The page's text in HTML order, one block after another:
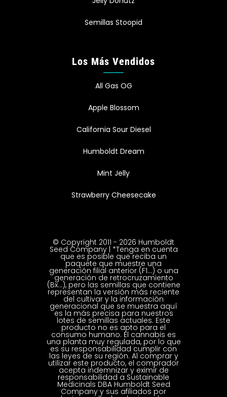
Semillas Stoopid
Los Más Vendidos
All Gas OG
Apple Blossom
California Sour Diesel
Humboldt Dream
Mint Jelly
Strawberry Cheesecake
© Copyright 2011 - 2026 Humboldt
Seed Company | *Tenga en cuenta
que es posible que reciba un
paquete que muestre una
generación filial anterior (F1...) o una
generación de retrocruzamiento
(Bx...), pero las semillas que contiene
representan la versión más reciente
del cultivar y la información
generacional que se muestra aquí
es la más precisa para nuestros
lotes de semillas actuales. Este
producto no es apto para el
consumo humano. El cannabis es
una planta muy regulada, por lo que
es su responsabilidad cumplir con
las leyes de su región. Al comprar y
utilizar este producto, el comprador
acepta indemnizar y eximir de
responsabilidad a Sustainable
Medicinals DBA Humboldt Seed
Company y sus afiliados por